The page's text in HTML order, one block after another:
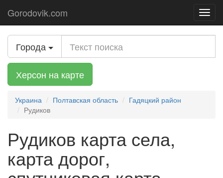
Gorodovik.com
Города
Херсон на карте
Украина Полтавская область
Гадяцкий район
Рудиков
Рудиков карта села,
карта дорог,